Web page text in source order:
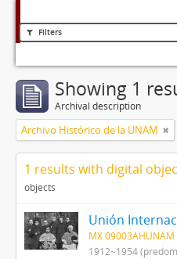
Filters
Showing 1
Archival description
Archivo Histórico de la UNAM
1 results with digital
objects
MX 09003AHUNAM
1912~1954